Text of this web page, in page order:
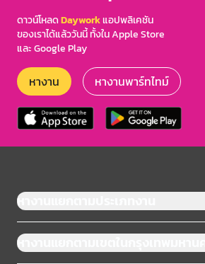
ดาวน์โหลดDayworkแอปพลิเคชัน
ของเราได้แล้ววันนี้ ทั้งใน Apple Store
และ Google Play
หางาน หางานพาร์ทไทม์
หางานแยกตามประเภทงาน
หางานแยกตามเขตในกรุงเทพมหานคร